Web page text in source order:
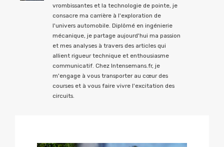
vrombissantes et la technologie de pointe, je
consacre ma carrière à l'exploration de
l'univers automobile. Diplômé en ingénierie
mécanique, je partage aujourd'hui ma passion
et mes analyses à travers des articles qui
allient rigueur technique et enthousiasme
communicatif. Chez Intensemans.fr, je
m'engage à vous transporter au cœur des
courses et à vous faire vivre l'excitation des
circuits.